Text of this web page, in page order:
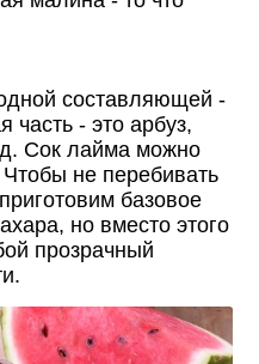
составляющей -
часть - это арбуз,
Сок лайма можно
не перебивать
базовое
но вместо этого
прозрачный